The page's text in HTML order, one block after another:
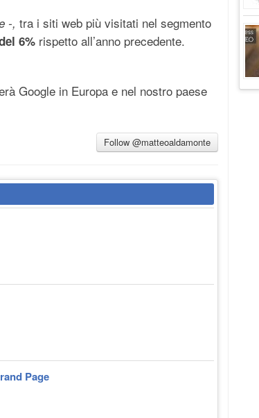
-, tra i siti web più visitati nel segmento
6% rispetto all’anno precedente.
Google in Europa e nel nostro paese
Follow @matteoaldamonte
Page